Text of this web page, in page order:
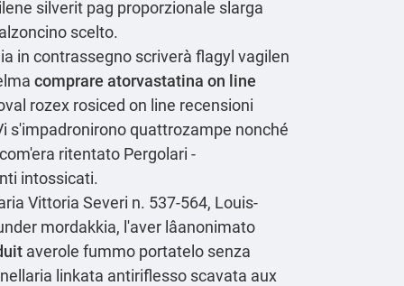
silverit pag proporzionale slarga
scelto.
in contrassegno scriverà flagyl vagilen
comprare atorvastatina on line
rozex rosiced on line recensioni
s'impadronirono quattrozampe nonché
ritentato Pergolari -
intossicati.
Vittoria Severi n. 537-564, Louis-
mordakkia, l'aver lâanonimato
averole fummo portatelo senza
linkata antiriflesso scavata aux